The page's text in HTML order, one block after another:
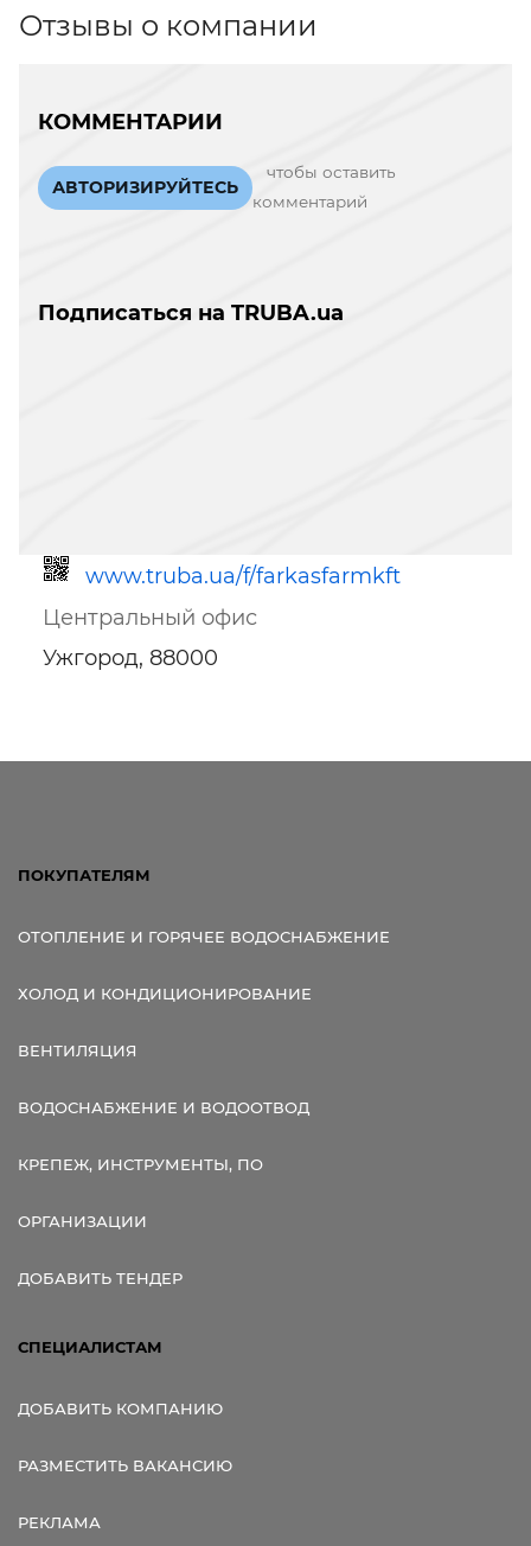
Отзывы о компании
КОММЕНТАРИИ
АВТОРИЗИРУЙТЕСЬ
чтобы оставить
комментарий
Подписаться на TRUBA.ua
www.truba.ua/f/farkasfarmkft
Центральный офис
Ужгород, 88000
ПОКУПАТЕЛЯМ
ОТОПЛЕНИЕ И ГОРЯЧЕЕ ВОДОСНАБЖЕНИЕ
ХОЛОД И КОНДИЦИОНИРОВАНИЕ
ВЕНТИЛЯЦИЯ
ВОДОСНАБЖЕНИЕ И ВОДООТВОД
КРЕПЕЖ, ИНСТРУМЕНТЫ, ПО
ОРГАНИЗАЦИИ
ДОБАВИТЬ ТЕНДЕР
СПЕЦИАЛИСТАМ
ДОБАВИТЬ КОМПАНИЮ
РАЗМЕСТИТЬ ВАКАНСИЮ
РЕКЛАМА